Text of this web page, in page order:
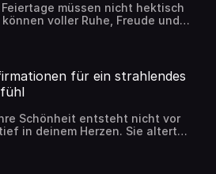
müssen nicht hektisch
voller Ruhe, Freude und
Wie wäre es, wenn du in diesem
entspannt und voller
Feiertage mit
Die Affirmationen in dieser
entspannten […]
für ein strahlendes
Schönheit entsteht nicht vor
in deinem Herzen. Sie altert
und kann durch keine
– deine innere Schönheit ist das